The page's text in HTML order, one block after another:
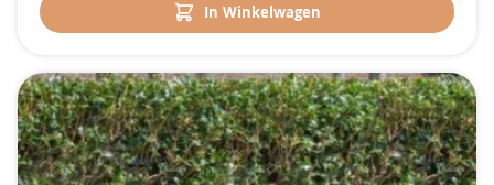
In Winkelwagen